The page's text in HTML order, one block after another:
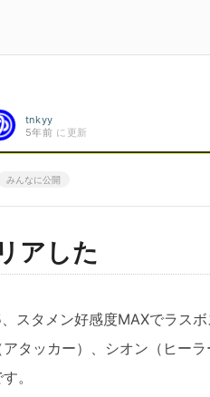
tnkyy
5年前 に更新
みんなに公開
アした
スタメン好感度MAXでラス
タッカー）、シオン（ヒー
。